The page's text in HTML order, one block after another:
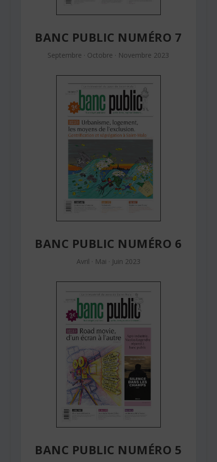
BANC PUBLIC NUMÉRO 7
Septembre · Octobre · Novembre 2023
BANC PUBLIC NUMÉRO 6
Avril · Mai · Juin 2023
BANC PUBLIC NUMÉRO 5